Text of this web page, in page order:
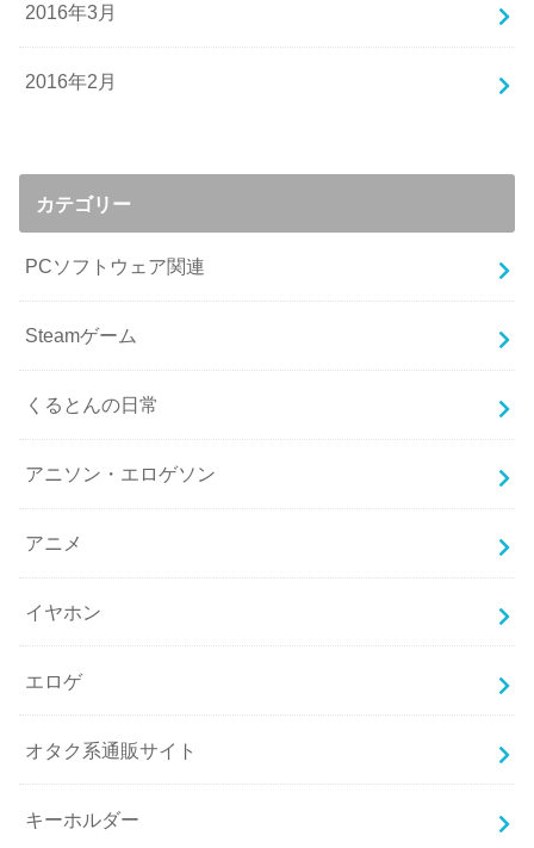
2016年3月
2016年2月
カテゴリー
PCソフトウェア関連
Steamゲーム
くるとんの日常
アニソン・エロゲソン
アニメ
イヤホン
エロゲ
オタク系通販サイト
キーホルダー